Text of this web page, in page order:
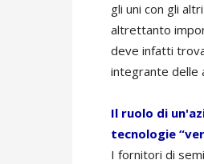
gli uni con gli
altrettanto
deve infatti
integrante delle
Il ruolo di
tecnologie
I fornitori di